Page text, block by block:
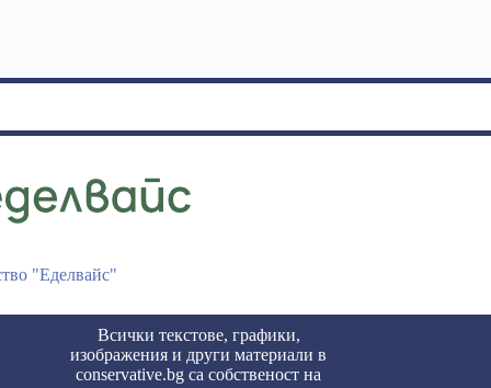
"Еделвайс"
Всички текстове, графики,
изображения и други материали в
conservative.bg са собственост на